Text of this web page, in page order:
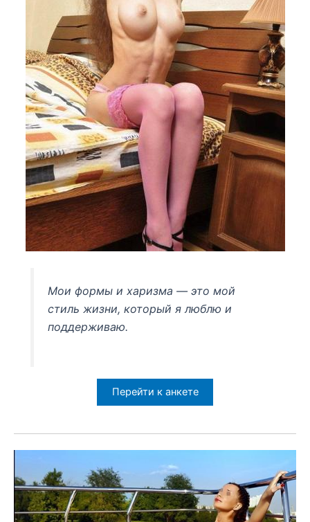
Мои формы и харизма — это мой
стиль жизни, который я люблю и
поддерживаю.
Перейти к анкете